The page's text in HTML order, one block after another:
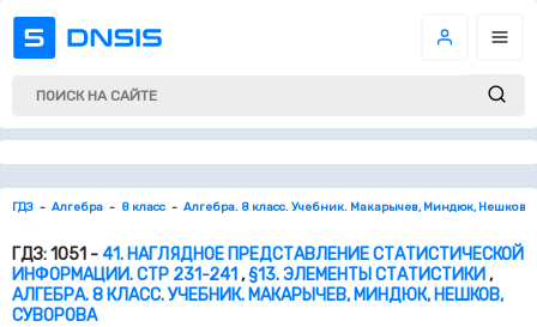
ГДЗ Алгебра 8 класс Алгебра. 8 класс. Учебник. Макарычев, Миндюк, Нешков,
ГДЗ: 1051 - 41. НАГЛЯДНОЕ ПРЕДСТАВЛЕНИЕ СТАТИСТИЧЕСКОЙ
ИНФОРМАЦИИ. СТР 231-241,§13. ЭЛЕМЕНТЫ СТАТИСТИКИ,
АЛГЕБРА. 8 КЛАСС. УЧЕБНИК. МАКАРЫЧЕВ, МИНДЮК, НЕШКОВ,
СУВОРОВА